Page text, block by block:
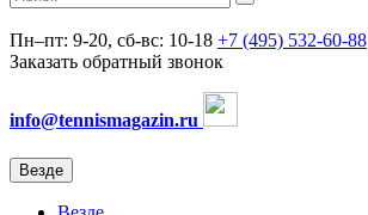
Пн–пт: 9-20, сб-вс: 10-18 +7 (495) 532-60-88
Заказать обратный звонок
info@tennismagazin.ru
Везде